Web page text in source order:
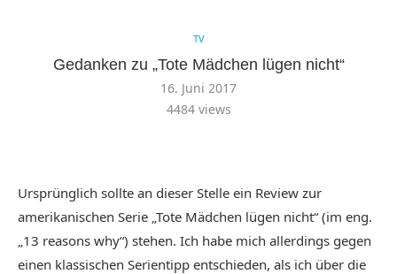
TV
Gedanken zu „Tote Mädchen lügen nicht“
16. Juni 2017
4484views
Ursprünglich sollte an dieser Stelle ein Review zur
amerikanischen Serie „Tote Mädchen lügen nicht“ (im eng.
„13 reasons why“) stehen. Ich habe mich allerdings gegen
einen klassischen Serientipp entschieden, als ich über die